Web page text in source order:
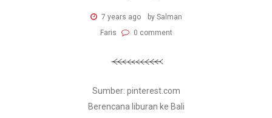
7 years ago
by Salman
Faris
0 comment
Sumber: pinterest.com
Berencana liburan ke Bali